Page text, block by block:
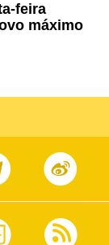
feira
máximo